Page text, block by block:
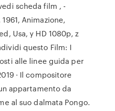
scheda film , -
Animazione,
Usa, y HD 1080p, z
questo Film: I
alle linee guida per
· Il compositore
appartamento da
al suo dalmata Pongo.